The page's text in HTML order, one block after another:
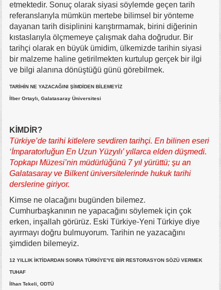
etmektedir. Sonuç olarak siyasi söylemde geçen tarih
referanslarıyla mümkün mertebe bilimsel bir yönteme
dayanan tarih disiplinini karıştırmamak, birini diğerinin
kıstaslarıyla ölçmemeye çalışmak daha doğrudur. Bir
tarihçi olarak en büyük ümidim, ülkemizde tarihin siyasi
bir malzeme haline getirilmekten kurtulup gerçek bir ilgi
ve bilgi alanına dönüştüğü günü görebilmek.
TARİHİN NE YAZACAĞINI ŞİMDİDEN BİLEMEYİZ
İlber Ortaylı, Galatasaray Üniversitesi
KİMDİR?
Türkiye’de tarihi kitlelere sevdiren tarihçi. En bilinen eseri
‘İmparatorluğun En Uzun Yüzyılı’ yıllarca elden düşmedi.
Topkapı Müzesi’nin müdürlüğünü 7 yıl yürüttü; şu an
Galatasaray ve Bilkent üniversitelerinde hukuk tarihi
derslerine giriyor.
Kimse ne olacağını bugünden bilemez.
Cumhurbaşkanının ne yapacağını söylemek için çok
erken, inşallah görürüz. Eski Türkiye-Yeni Türkiye diye
ayırmayı doğru bulmuyorum. Tarihin ne yazacağını
şimdiden bilemeyiz.
12 YILLIK İKTİDARDAN SONRA TÜRKİYE'YE BİR RESTORASYON SÖZÜ VERMEK
TUHAF
İlhan Tekeli, ODTÜ